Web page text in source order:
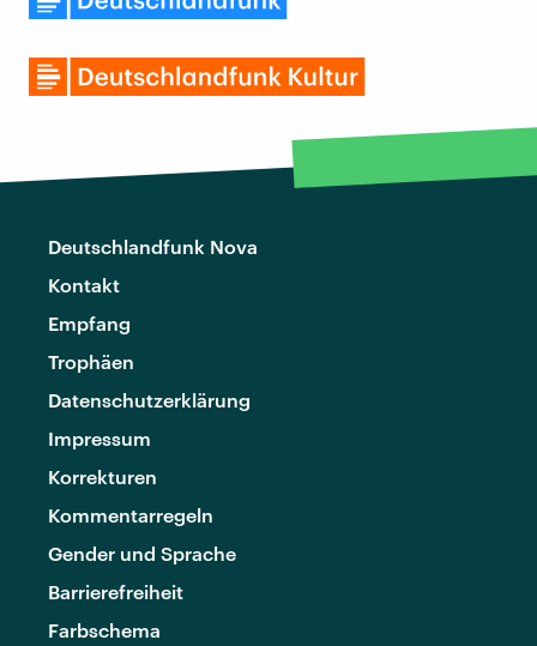
Deutschlandfunk Nova
Kontakt
Empfang
Trophäen
Datenschutzerklärung
Impressum
Korrekturen
Kommentarregeln
Gender und Sprache
Barrierefreiheit
Farbschema